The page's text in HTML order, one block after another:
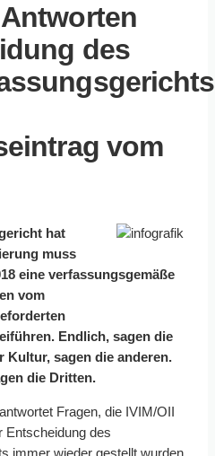
des
vom
hat
muss
eine verfassungsgemäße
vom
Endlich, sagen die
Kultur, sagen die anderen.
die Dritten.
Fragen, die IVIM/OII
Entscheidung des
immer wieder gestellt wurden